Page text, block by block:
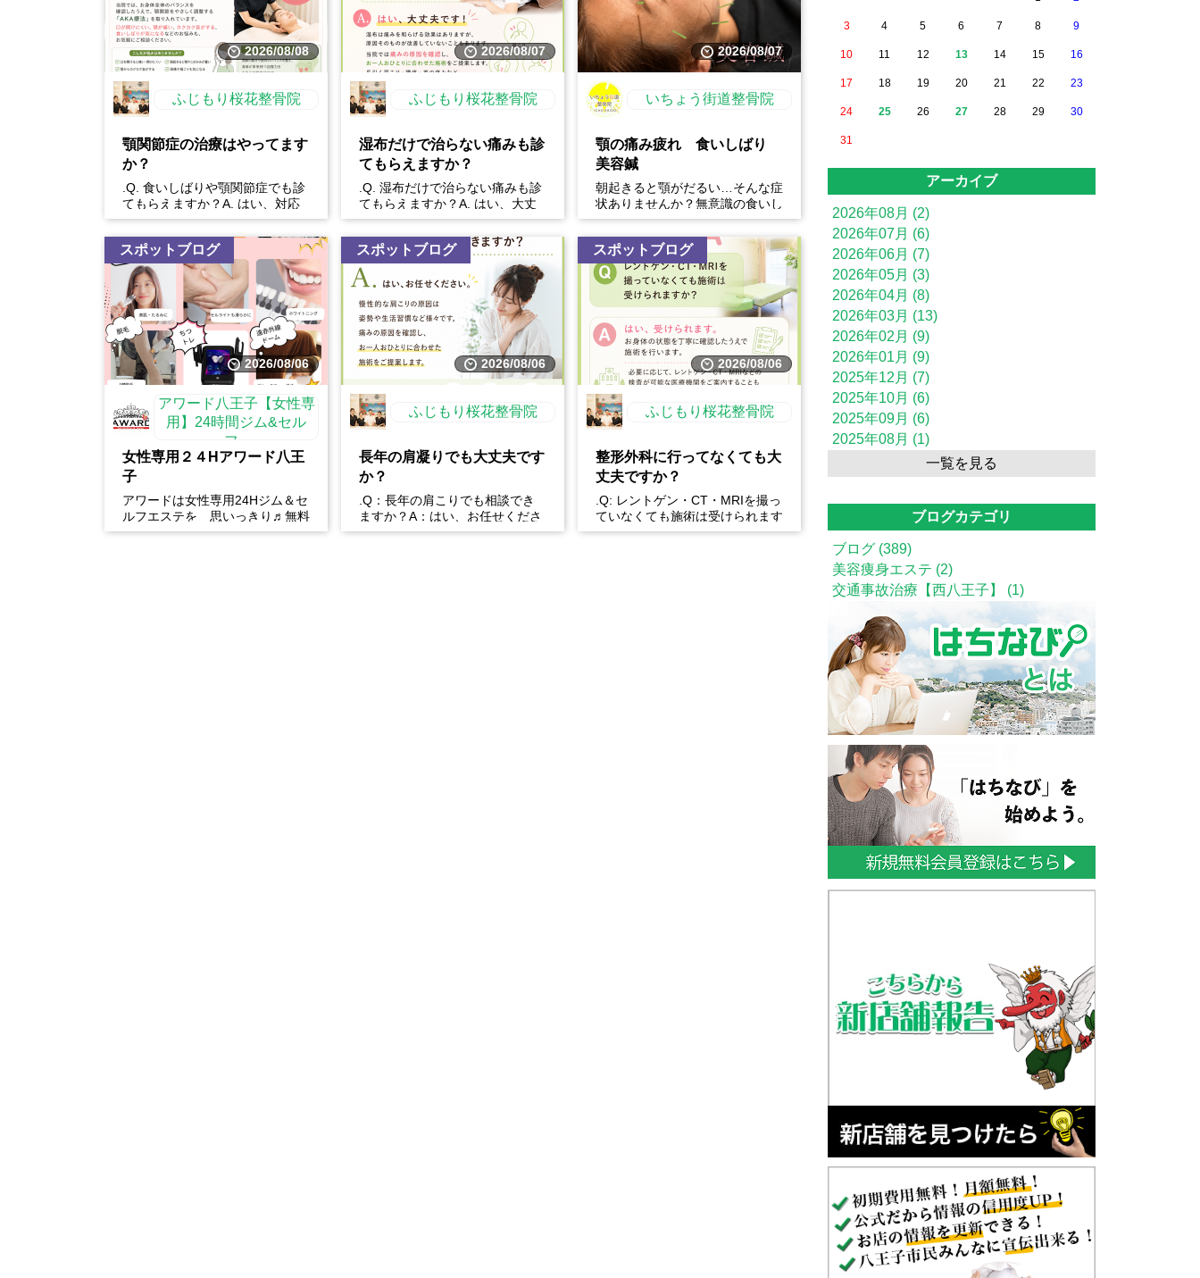
2026/08/08
ふじもり桜花整骨院
顎関節症の治療はやってます
か？
.Q. 食いしばりや顎関節症でも診
てもらえますか？A. はい、対応
しています。食いしばりや歯ぎし
りは、顎だけでなく...
2026/08/07
ふじもり桜花整骨院
湿布だけで治らない痛みも診
てもらえますか？
.Q. 湿布だけで治らない痛みも診
てもらえますか？A. はい、大丈
夫です！湿布は痛みを和らげる効
果はありますが、原...
2026/08/07
いちょう街道整骨院
顎の痛み疲れ 食いしばり
美容鍼
朝起きると顎がだるい…そんな症
状ありませんか？無意識の食いし
ばりは、顎の痛みや疲れだけでな
く、・フェイスラインの張...
スポットブログ
2026/08/06
アワード八王子【女性専
用】24時間ジム&セル
フ...
女性専用２４Hアワード八王
子
アワードは女性専用24Hジム＆セ
ルフエステを 思いっきり♬無料
体験開催中
スポットブログ
2026/08/06
ふじもり桜花整骨院
長年の肩凝りでも大丈夫です
か？
.Q：長年の肩こりでも相談でき
ますか？A：はい、お任せくださ
い。慢性的な肩こりの原因は姿勢
スポットブログ
2026/08/06
ふじもり桜花整骨院
整形外科に行ってなくても大
丈夫ですか？
.Q: レントゲン・CT・MRIを撮っ
ていなくても施術は受けられます
か？A: はい、受けられます。お
3 4 5 6 7 8 9
10 11 12 13 14 15 16
17 18 19 20 21 22 23
24 25 26 27 28 29 30
31
アーカイブ
2026年08月 (2)
2026年07月 (6)
2026年06月 (7)
2026年05月 (3)
2026年04月 (8)
2026年03月 (13)
2026年02月 (9)
2026年01月 (9)
2025年12月 (7)
2025年10月 (6)
2025年09月 (6)
2025年08月 (1)
一覧を見る
ブログカテゴリ
ブログ (389)
美容痩身エステ (2)
交通事故治療【西八王子】 (1)